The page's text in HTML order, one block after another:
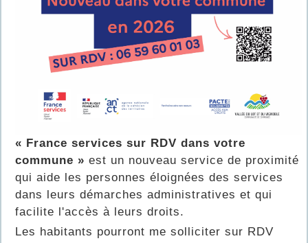
« France services sur RDV dans votre
commune » est un nouveau service de proximité
qui aide les personnes éloignées des services
dans leurs démarches administratives et qui
facilite l'accès à leurs droits.
Les habitants pourront me solliciter sur RDV